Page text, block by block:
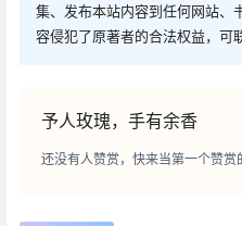
集、发布本站内容到任何网站、
容侵犯了原著者的合法权益，可
予人玫瑰，手有余香
还没有人赞赏，快来当第一个赞赏